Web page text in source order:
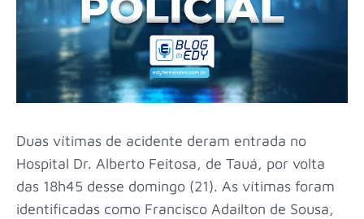
Duas vítimas de acidente deram entrada no
Hospital Dr. Alberto Feitosa, de Tauá, por volta
das 18h45 desse domingo (21). As vítimas foram
identificadas como Francisco Adailton de Sousa,